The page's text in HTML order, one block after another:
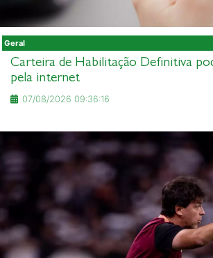
Geral
Carteira de Habilitação Definitiva
pela internet
07/08/2026 09:36:16